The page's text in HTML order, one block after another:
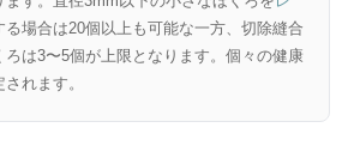
る場合は20個以上も可能な一方、切除縫合
ろは3〜5個が上限となります。個々の健康
れます。